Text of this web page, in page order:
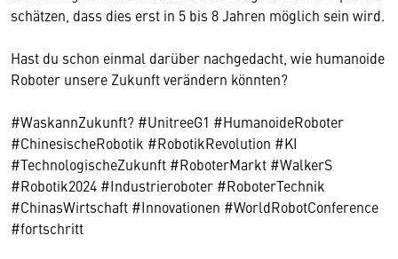
schätzen, dass dies erst in 5 bis 8 Jahren möglich sein wird.
Hast du schon einmal darüber nachgedacht, wie humanoide
Roboter unsere Zukunft verändern könnten?
#WaskannZukunft? #UnitreeG1 #HumanoideRoboter
#ChinesischeRobotik #RobotikRevolution #KI
#TechnologischeZukunft #RoboterMarkt #WalkerS
#Robotik2024 #Industrieroboter #RoboterTechnik
#ChinasWirtschaft #Innovationen #WorldRobotConference
#fortschritt